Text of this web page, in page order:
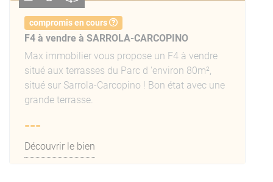
compromis en cours
F4 à vendre à SARROLA-CARCOPINO
Max immobilier vous propose un F4 à vendre
situé aux terrasses du Parc d 'environ 80m²,
situé sur Sarrola-Carcopino ! Bon état avec une
grande terrasse.
---
Découvrir le bien